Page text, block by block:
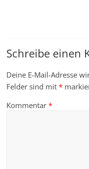
Schreibe einen
Deine E-Mail-Adresse
Felder sind mit*
Kommentar*